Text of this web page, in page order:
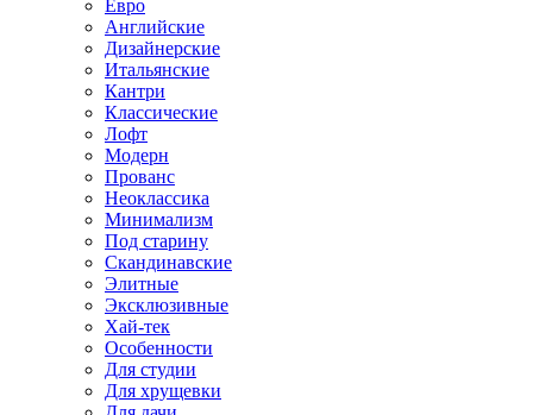
Евро
Английские
Дизайнерские
Итальянские
Кантри
Классические
Лофт
Модерн
Прованс
Неоклассика
Минимализм
Под старину
Скандинавские
Элитные
Эксклюзивные
Хай-тек
Особенности
Для студии
Для хрущевки